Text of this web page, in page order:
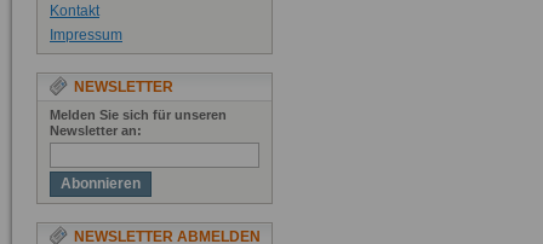
Kontakt
Impressum
NEWSLETTER
Melden Sie sich für unseren
Newsletter an:
Abonnieren
NEWSLETTER ABMELDEN